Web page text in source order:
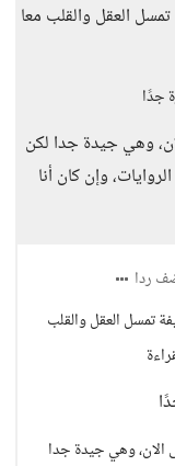
العقل والقلب معا
جدًا
وهي جيدة جدا لكن
وإن كان أنا
ردا
تمسل العقل والقلب
وهي جيدة جدا